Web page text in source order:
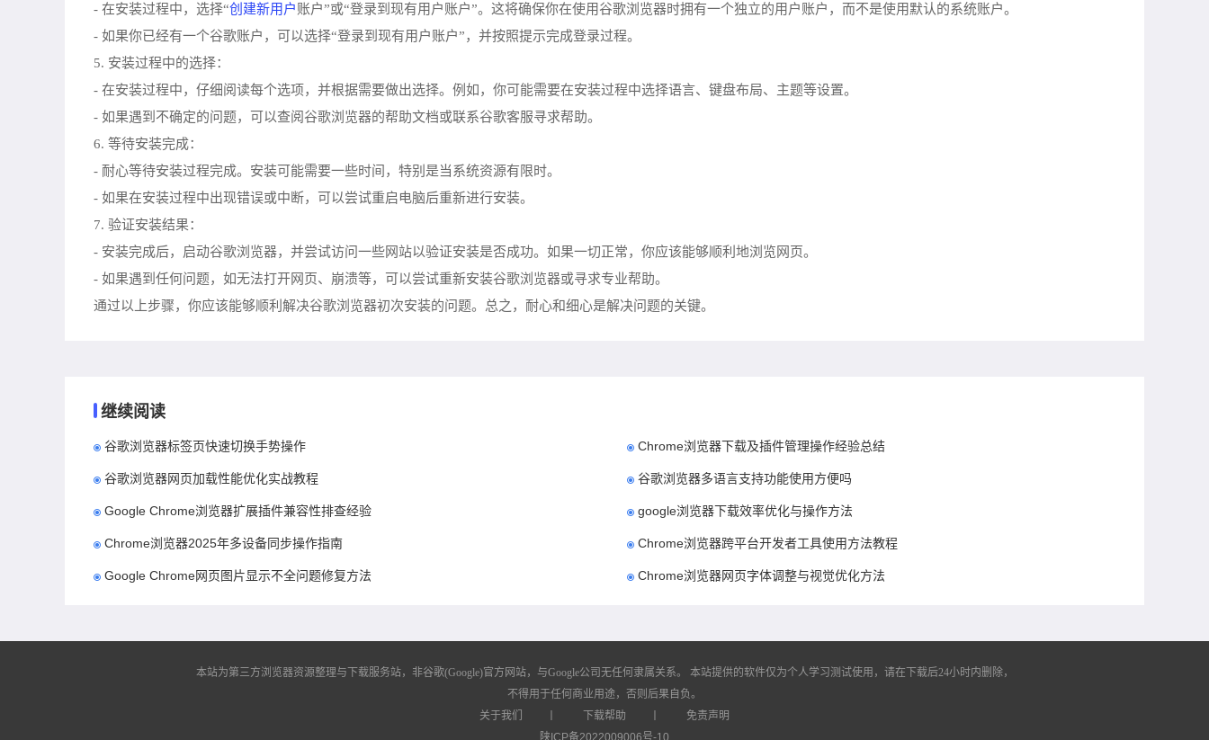
- 在安装过程中，选择“创建新用户账户”或“登录到现有用户账户”。这将确保你在使用谷歌浏览器时拥有一个独立的用户账户，而不是使用默认的系统账户。
- 如果你已经有一个谷歌账户，可以选择“登录到现有用户账户”，并按照提示完成登录过程。
5. 安装过程中的选择：
- 在安装过程中，仔细阅读每个选项，并根据需要做出选择。例如，你可能需要在安装过程中选择语言、键盘布局、主题等设置。
- 如果遇到不确定的问题，可以查阅谷歌浏览器的帮助文档或联系谷歌客服寻求帮助。
6. 等待安装完成：
- 耐心等待安装过程完成。安装可能需要一些时间，特别是当系统资源有限时。
- 如果在安装过程中出现错误或中断，可以尝试重启电脑后重新进行安装。
7. 验证安装结果：
- 安装完成后，启动谷歌浏览器，并尝试访问一些网站以验证安装是否成功。如果一切正常，你应该能够顺利地浏览网页。
- 如果遇到任何问题，如无法打开网页、崩溃等，可以尝试重新安装谷歌浏览器或寻求专业帮助。
通过以上步骤，你应该能够顺利解决谷歌浏览器初次安装的问题。总之，耐心和细心是解决问题的关键。
继续阅读
谷歌浏览器标签页快速切换手势操作 Chrome浏览器下载及插件管理操作经验总结
谷歌浏览器网页加载性能优化实战教程 谷歌浏览器多语言支持功能使用方便吗
Google Chrome浏览器扩展插件兼容性排查经验 google浏览器下载效率优化与操作方法
Chrome浏览器2025年多设备同步操作指南 Chrome浏览器跨平台开发者工具使用方法教程
Google Chrome网页图片显示不全问题修复方法 Chrome浏览器网页字体调整与视觉优化方法
本站为第三方浏览器资源整理与下载服务站，非谷歌(Google)官方网站，与Google公司无任何隶属关系。
本站提供的软件仅为个人学习测试使用，请在下载后24小时内删除，
不得用于任何商业用途，否则后果自负。
关于我们
下载帮助
免责声明
陕ICP备2022009006号-10